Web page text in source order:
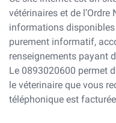
vétérinaires et de
informations
purement informatif,
renseignements payant
Le 0893020600 permet
le véterinaire que vous
téléphonique est